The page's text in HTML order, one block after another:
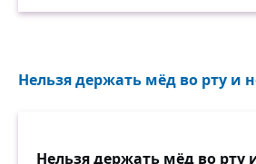
Нельзя держать мёд во рту и
Нельзя держать мёд во рту